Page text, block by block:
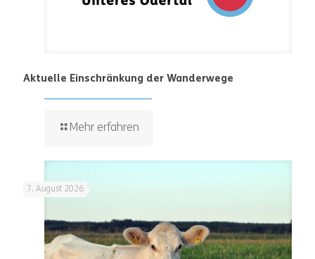
Aktuelle Einschränkung der Wanderwege
Mehr erfahren
7. August 2026